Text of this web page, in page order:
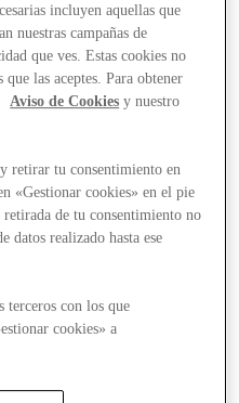
incluyen aquellas que
nuestras campañas de
que ves. Estas cookies no
que las aceptes. Para obtener
Aviso de Cookies y nuestro
retirar tu consentimiento en
«Gestionar cookies» en el pie
de tu consentimiento no
datos realizado hasta ese
terceros con los que
cookies» a